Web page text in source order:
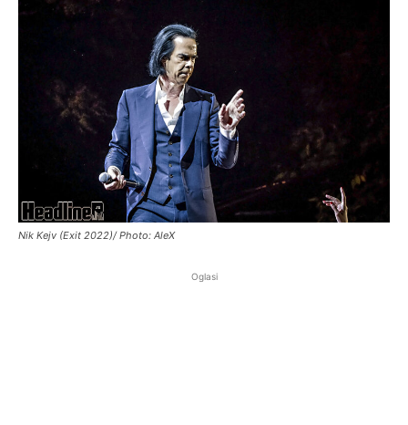
Nik Kejv (Exit 2022)/ Photo: AleX
Oglasi